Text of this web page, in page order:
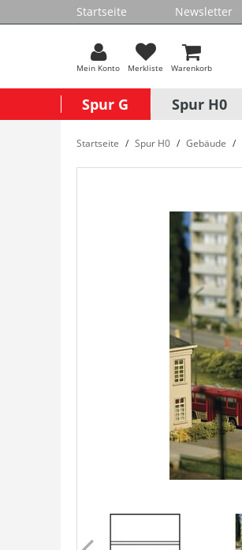
Startseite Newsletter
Mein Konto Merkliste Warenkorb
Spur G Spur H0
Startseite Spur H0 Gebäude